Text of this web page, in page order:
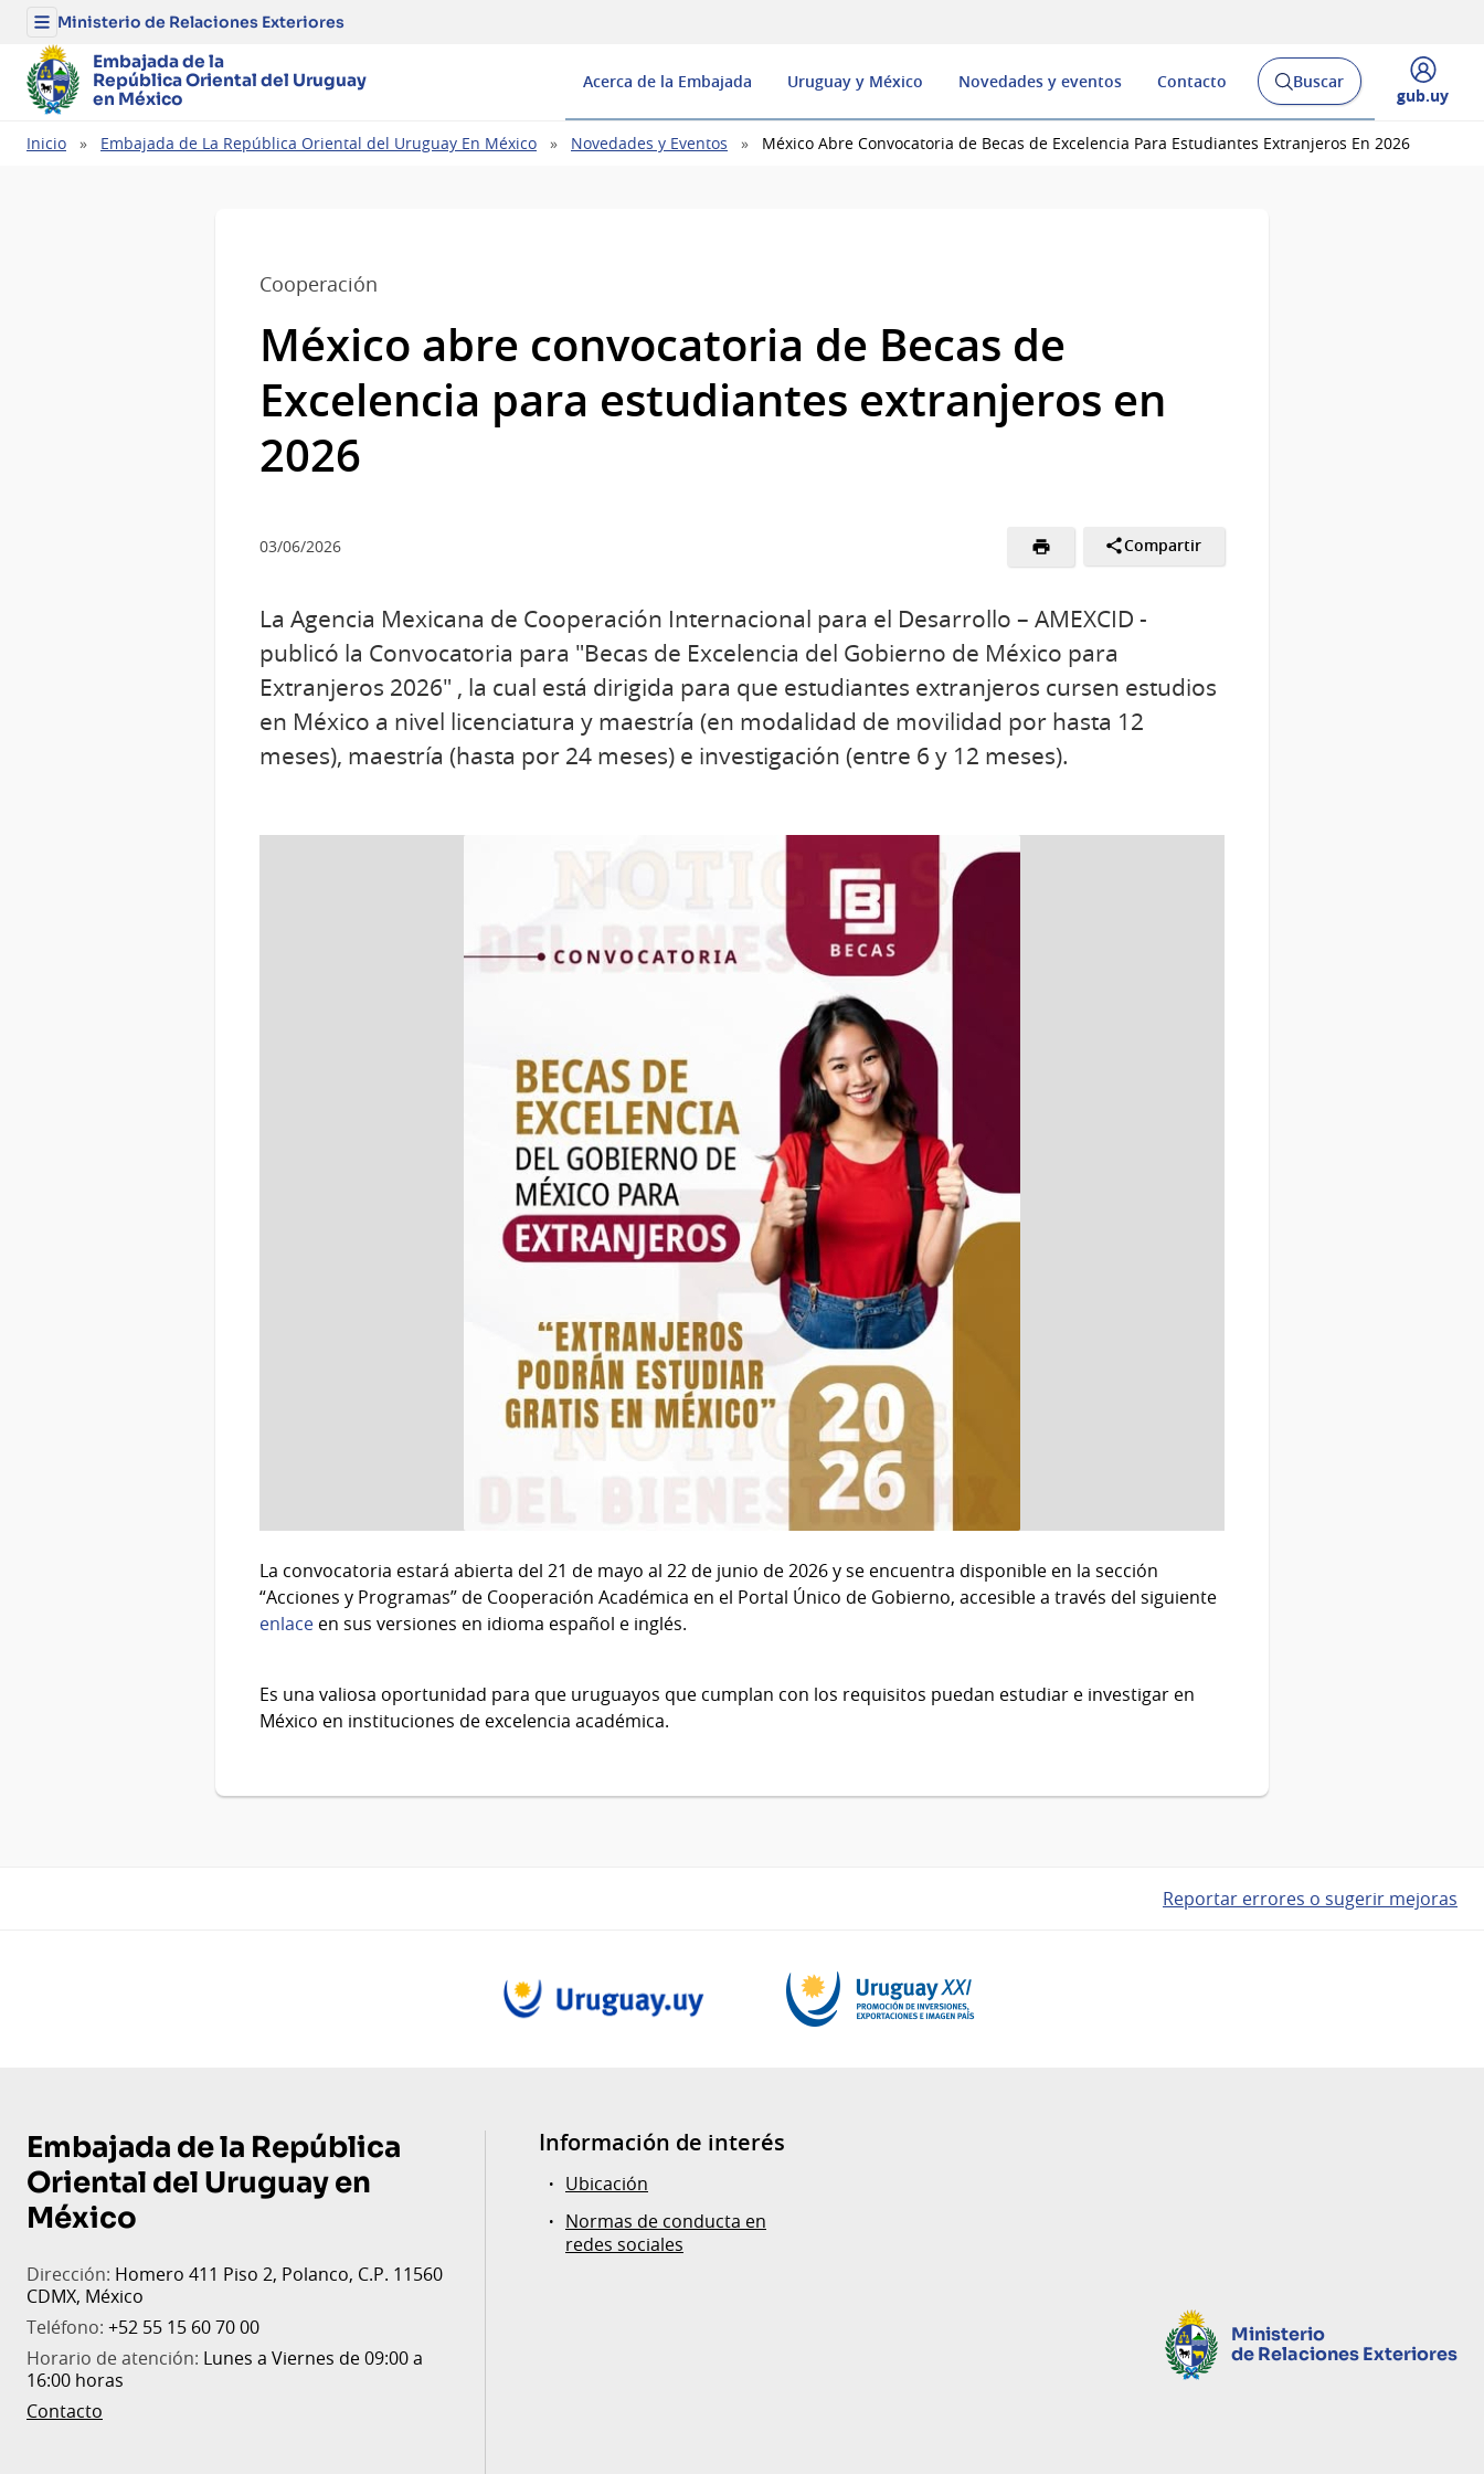
Menú
del
Ministerio
de
Relaciones
Exteriores
Ministerio de Relaciones Exteriores
Embajada de la
República Oriental del Uruguay
en México
Acerca de la Embajada Uruguay y México Novedades y eventos Contacto
Abrir
buscador
y
Buscar
Desplegar
de
gub.uy
Ruta
Inicio Embajada de La República Oriental del Uruguay En México Novedades y Eventos México Abre Convocatoria de Becas de Excelencia Para Estudiantes Extranjeros En 2026
Cooperación
México abre convocatoria de Becas de
Excelencia para estudiantes extranjeros en
2026
03/06/2026 Compartir
La Agencia Mexicana de Cooperación Internacional para el Desarrollo – AMEXCID -
publicó la Convocatoria para "Becas de Excelencia del Gobierno de México para
Extranjeros 2026" , la cual está dirigida para que estudiantes extranjeros cursen estudios
en México a nivel licenciatura y maestría (en modalidad de movilidad por hasta 12
meses), maestría (hasta por 24 meses) e investigación (entre 6 y 12 meses).
La convocatoria estará abierta del 21 de mayo al 22 de junio de 2026 y se encuentra disponible en la sección
“Acciones y Programas” de Cooperación Académica en el Portal Único de Gobierno, accesible a través del siguiente
enlace en sus versiones en idioma español e inglés.
Es una valiosa oportunidad para que uruguayos que cumplan con los requisitos puedan estudiar e investigar en
México en instituciones de excelencia académica.
Reportar errores o sugerir mejoras
Embajada de la República
Oriental del Uruguay en
México
Dirección: Homero 411 Piso 2, Polanco, C.P. 11560
CDMX, México
Teléfono: +52 55 15 60 70 00
Horario de atención: Lunes a Viernes de 09:00 a
16:00 horas
Contacto
Información de interés
Ubicación
Normas de conducta en
redes sociales
Ministerio
de Relaciones Exteriores